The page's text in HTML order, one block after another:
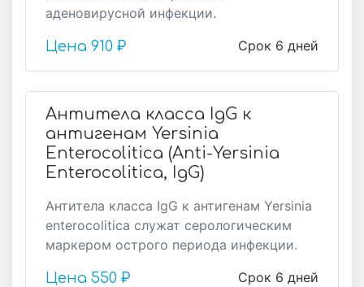
аденовирусной инфекции.
Срок 6 дней
Цена 910 ₽
Антитела класса IgG к
антигенам Yersinia
Enterocolitica (Аnti-Yersinia
Enterocolitica, IgG)
Антитела класса IgG к антигенам Yersinia
enterocolitica служат серологическим
маркером острого периода инфекции.
Срок 6 дней
Цена 550 ₽